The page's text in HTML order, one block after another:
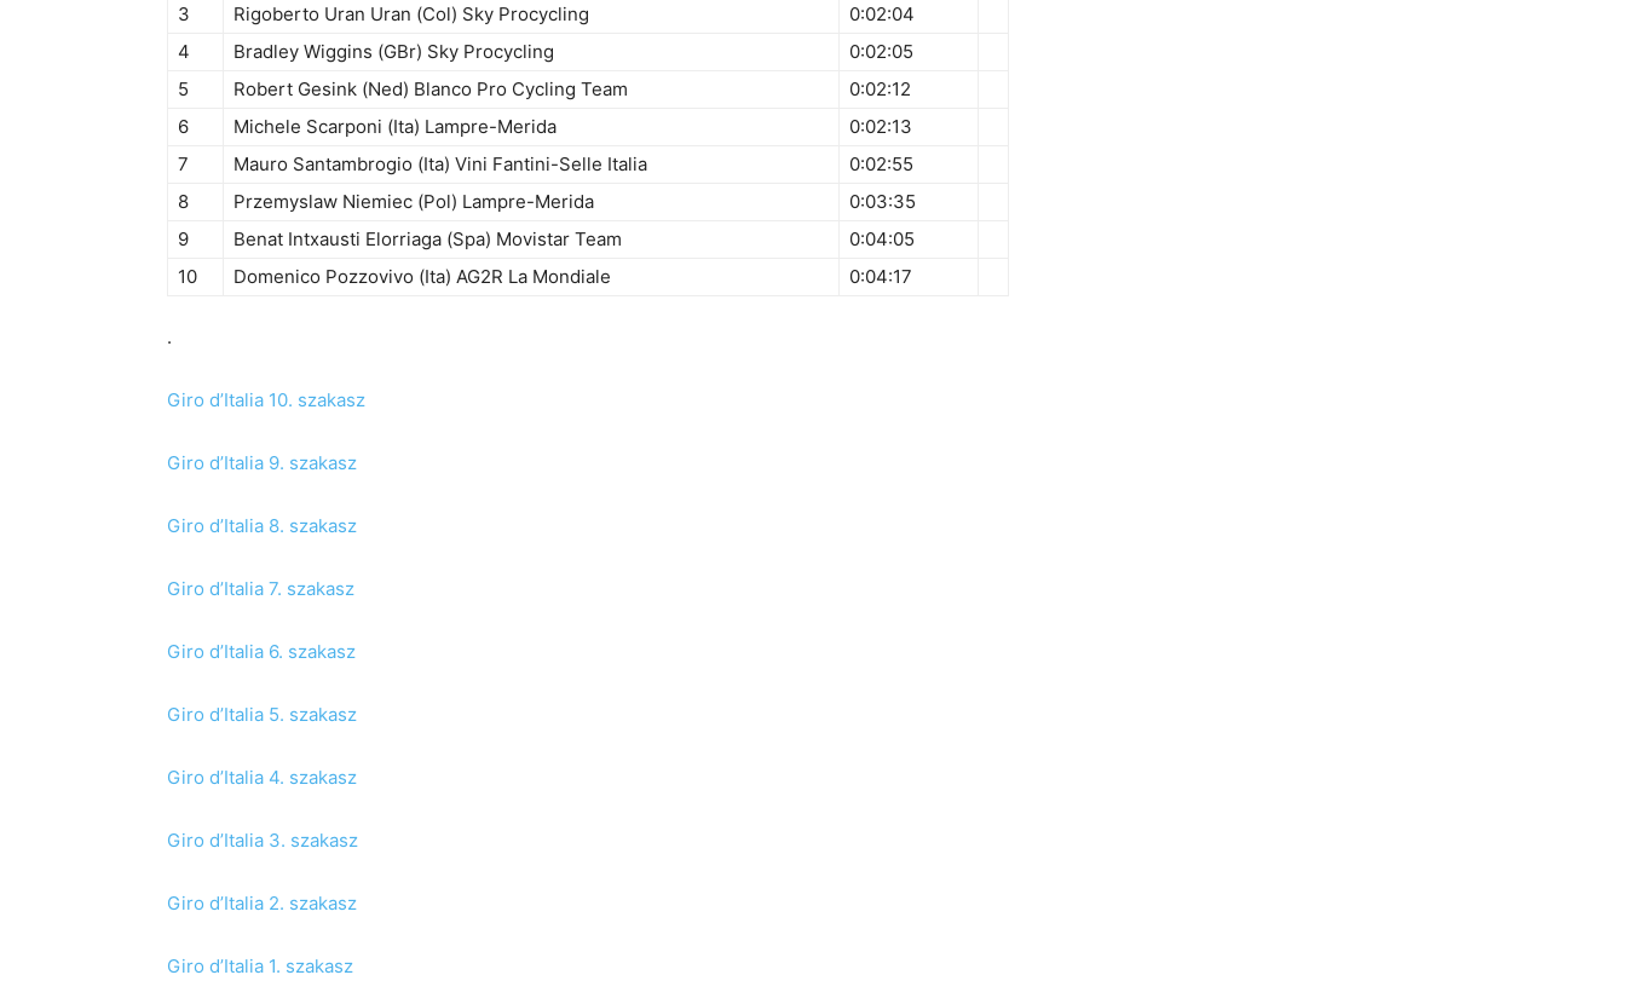
3
Rigoberto Uran Uran (Col) Sky Procycling
0:02:04
4
Bradley Wiggins (GBr) Sky Procycling
0:02:05
5
Robert Gesink (Ned) Blanco Pro Cycling Team
0:02:12
6
Michele Scarponi (Ita) Lampre-Merida
0:02:13
7
Mauro Santambrogio (Ita) Vini Fantini-Selle Italia
0:02:55
8
Przemyslaw Niemiec (Pol) Lampre-Merida
0:03:35
9
Benat Intxausti Elorriaga (Spa) Movistar Team
0:04:05
10
Domenico Pozzovivo (Ita) AG2R La Mondiale 0:04:17
.
Giro d’Italia 10. szakasz
Giro d’Italia 9. szakasz
Giro d’Italia 8. szakasz
Giro d’Italia 7. szakasz
Giro d’Italia 6. szakasz
Giro d’Italia 5. szakasz
Giro d’Italia 4. szakasz
Giro d’Italia 3. szakasz
Giro d’Italia 2. szakasz
Giro d’Italia 1. szakasz